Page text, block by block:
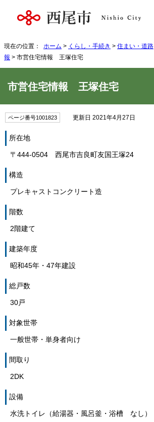
現在の位置： ホーム > くらし・手続き > 住まい・道路
報 > 市営住宅情報 王塚住宅
市営住宅情報 王塚住宅
ページ番号1001823 更新日 2021年4月27日
所在地
〒444-0504 西尾市吉良町友国王塚24
構造
プレキャストコンクリート造
階数
2階建て
建築年度
昭和45年・47年建設
総戸数
30戸
対象世帯
一般世帯・単身者向け
間取り
2DK
設備
水洗トイレ（給湯器・風呂釜・浴槽 なし）